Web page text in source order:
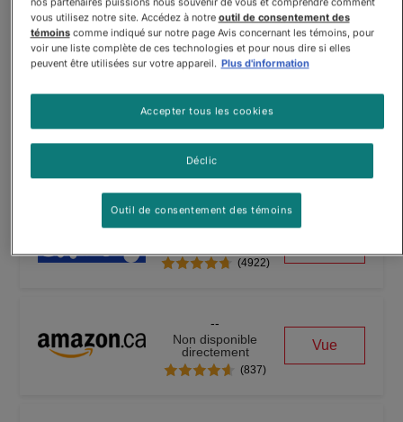
Purinaᴹᴰ ONEᴹᴰ +Plus Chats
Âgés 7+ pour Chats d'Intérieur
Nourriture pour Chats
Par Purina ONEᴹᴰ
Purinaᴹᴰ ONEᴹᴰ +Plus Chats Âgés 7+ pour Chats d'Intérieur
$13.00
(4922)
--
Non disponible
directement
(837)
Vue
vous utilisez notre site. Accédez à notre outil de consentement des
témoinscomme indiqué sur notre page Avis concernant les témoins, pour
voir une liste complète de ces technologies et pour nous dire si elles
peuvent être utilisées sur votre appareil. Plus d'information
Déclic
Accepter tous les cookies
Outil de consentement des témoins